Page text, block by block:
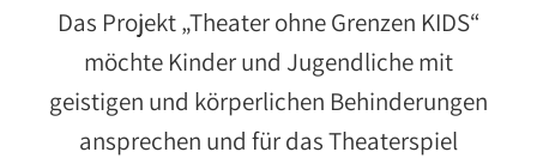
Das Projekt „Theater ohne Grenzen KIDS“
möchte Kinder und Jugendliche mit
geistigen und körperlichen Behinderungen
ansprechen und für das Theaterspiel